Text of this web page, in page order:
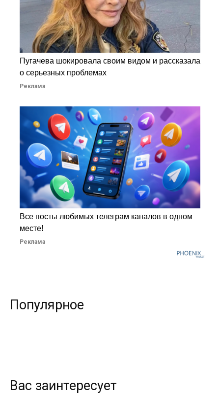
Пугачева шокировала своим видом и рассказала
о серьезных проблемах
Реклама
Все посты любимых телеграм каналов в одном
месте!
Реклама
Популярное
Вас заинтересует